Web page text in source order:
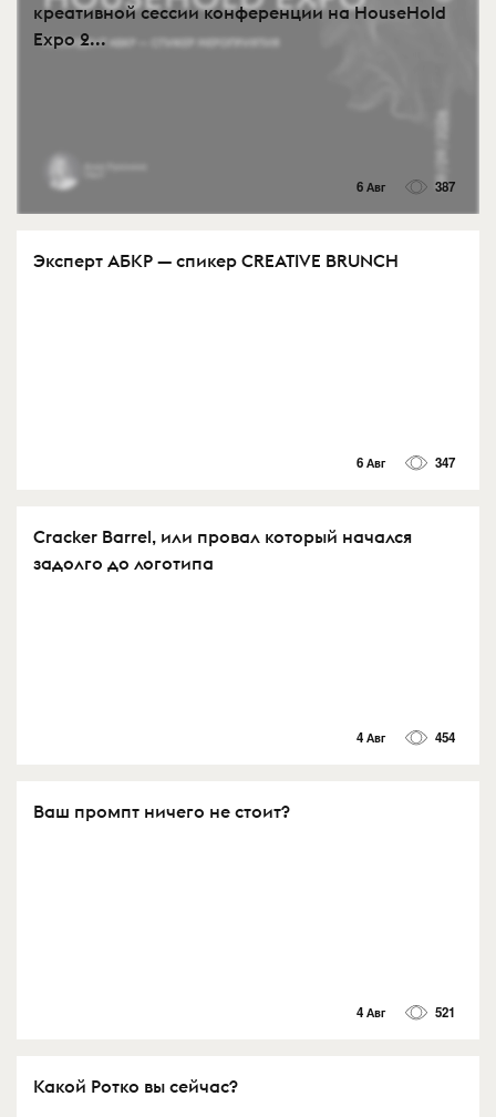
креативной сессии конференции на HouseHold
Expo 2...
6 Авг 387
Эксперт АБКР — спикер CREATIVE BRUNCH
6 Авг 347
Cracker Barrel, или провал который начался
задолго до логотипа
4 Авг 454
Ваш промпт ничего не стоит?
4 Авг 521
Какой Ротко вы сейчас?